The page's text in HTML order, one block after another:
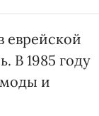
еврейской
В 1985 году
моды и